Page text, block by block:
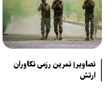
تصاویر| تمرین رزمی تکاوران
ارتش